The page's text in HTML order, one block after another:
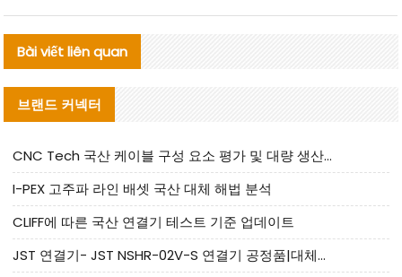
Bài viết liên quan
브랜드 커넥터
CNC Tech 국산 케이블 구성 요소 평가 및 대량 생산 적합성 가이드
I-PEX 고주파 라인 배셋 국산 대체 해법 분석
CLIFF에 따른 국산 연결기 테스트 기준 업데이트
JST 연결기- JST NSHR-02V-S 연결기 공정품|대체품 제공